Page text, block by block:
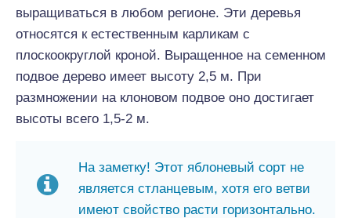
выращиваться в любом регионе. Эти деревья
относятся к естественным карликам с
плоскоокруглой кроной. Выращенное на семенном
подвое дерево имеет высоту 2,5 м. При
размножении на клоновом подвое оно достигает
высоты всего 1,5-2 м.
На заметку! Этот яблоневый сорт не
является стланцевым, хотя его ветви
имеют свойство расти горизонтально.